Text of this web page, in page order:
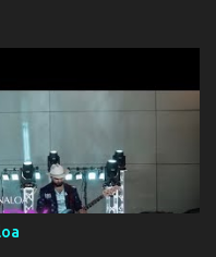
te olvidaremos, aquí
El recuerdo que yo
me llevo lo mismo que
no puedo mirarte, mas se
ángel, El desespero me
mi sendero por siempre
co...